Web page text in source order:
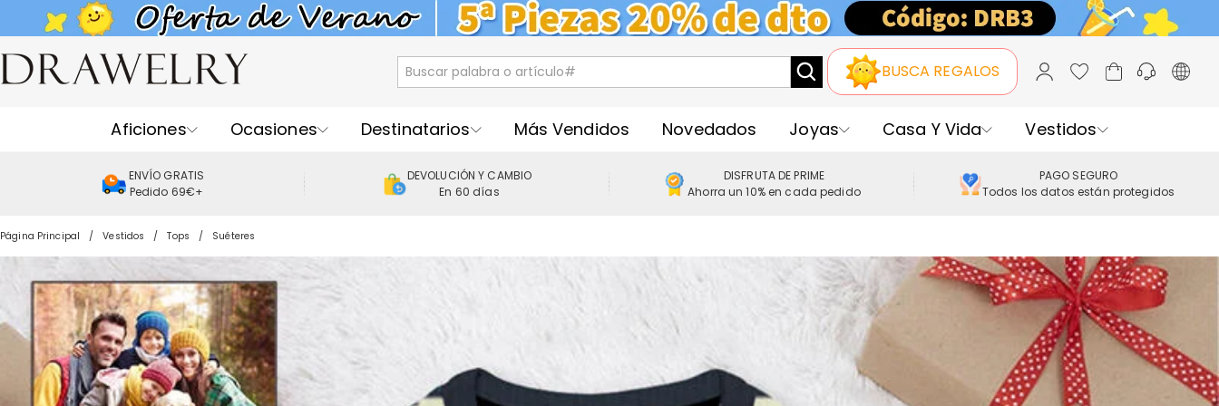
BUSCA REGALOS
Aficiones Ocasiones Destinatarios Más Vendidos Novedados Joyas Casa Y Vida Vestidos
ENVÍO GRATIS
Pedido 69€+
DEVOLUCIÓN Y CAMBIO
En 60 días
DISFRUTA DE PRIME
Ahorra un 10% en cada pedido
PAGO SEGURO
Todos los datos están protegidos
Página Principal Vestidos Tops Suéteres